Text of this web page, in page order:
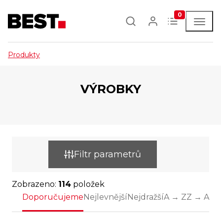
0
Produkty
VÝROBKY
Filtr parametrů
Zobrazeno: 114 položek
DoporučujemeNejlevnějšíNejdražšíA → ZZ → A